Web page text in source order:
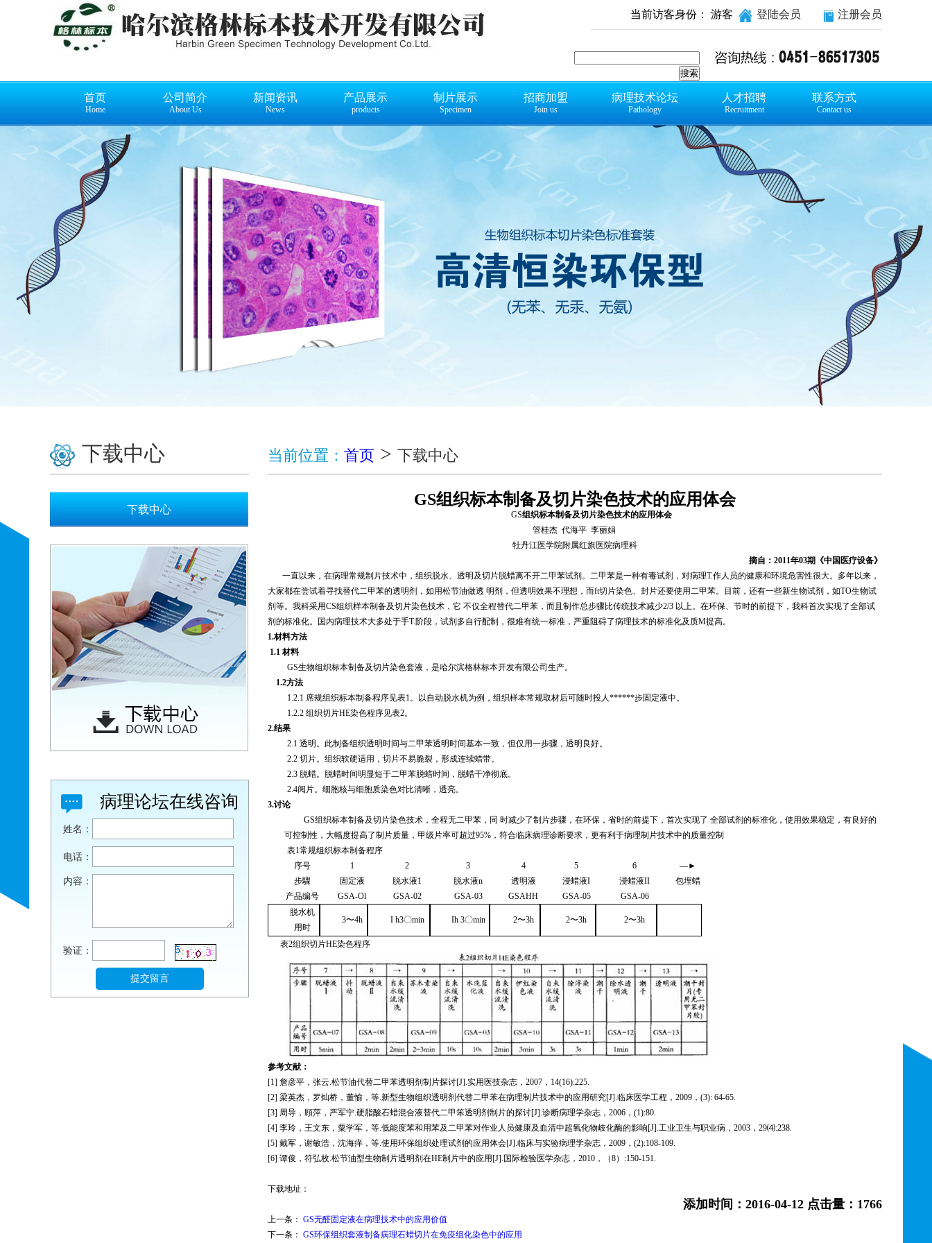
当前访客身份： 游客 登陆会员 注册会员
首页
Home
公司简介
About Us
新闻资讯
News
产品展示
products
制片展示
Specimen
招商加盟
Join us
病理技术论坛
Pathology
人才招聘
Recruitment
联系方式
Contact us
下载中心
下载中心
病理论坛在线咨询
姓名：
电话：
内容：
验证：
当前位置： 首页 > 下载中心
GS组织标本制备及切片染色技术的应用体会
GS组织标本制备及切片染色技术的应用体会
管桂杰 代海平 李丽娟
牡丹江医学院附属红旗医院病理科
摘自： 2011年03期《中国医疗设备》
一直以来，在病理常规制片技术中，组织脱水、透明及切片脱蜡离不开二甲苯试剂。二甲苯是一种有毒试剂 ， 对病理T.作人员的健康和环境危害性很大。多年以来，
大家都在尝试着寻找替代二甲苯的透明剂，如用松节油做透 明剂 ， 但透明效果不理想，而ft切 片染色 、封片还要使用二甲苯。目前，还有一些新生物试剂，如TO生物试
剂等。我科采用CS组织样本制备及切片染色技术，它 不仅全程替代二甲苯，而且制作总步骤比传统技术减少2/3 以上。在环保、节时的前提下，我科首次实现了全部试
剂的标准化。国内病理技术大多处于手T.阶段，试剂多自行配制，很难有统一标准，严重阻碍了病理技术的标准化及质M提高。
1.材料方法
1.1 材料
GS生物组织标本制备及切片染色套液，是哈尔滨格林标本开发有限公司生产。
1.2方法
1.2.1 席规组织标本制备程序见表1。以自动脱水机为例 ， 组织样本常规取材后可随时投人******步固定液中。
1.2.2 组织切片HE染色程序见表2。
2.结果
2.1 透明。此制备组织透明时间与二甲苯透明时间基本一致，但仅用一步骤，透明良好。
2.2 切片。组织软硬适用，切片不易脆裂，形成连续蜡带。
2.3 脱蜡。脱蜡时间明显短于二甲苯脱蜡时间，脱蜡干净彻底。
2.4阅片。细胞核与细胞质染色对比清晰，透亮。
3.讨论
GS组织标本制备及切片染色技术，全程无二甲苯，同 时减少了制片步骤，在环保，省时的前提下，首次实现了 全部试剂的标准化，使用效果稳定，有良好的
可控制性，大幅度提高了制片质量，甲级片率可超过95% ， 符合临床病理诊断要求，更有利于病理制片技术中的质量控制
表1常规组织标本制备程序
序号
1 2 3 4 5 6 —►
步驟
固定液 脱水液1 脱水液n 透明液 浸蜡液I 浸蜡液II
包埋蜡
产品编号
GSA-Ol GSA-02 GSA-03 GSAHH GSA-05 GSA-06
脱水机
用时
3〜4h I h3〇min Ih3〇min 2〜3h 2〜3h 2〜3h
表2组织切片HE染色程序
参考文献 ：
[1] 詹彦平，张云 松节油代替二甲苯透明剂制片探讨[J] 实用医技杂志 ， 2007 ， 14(16):225.
[2] 梁英杰 ， 罗灿桥 ， 董愉 ， 等.新型生物组织透明剂代替二甲苯在病理制片技术中的应用研究[J]. 临床医学工程 ， 2009 ， (3): 64-65.
[3] 周导 ， 頋萍 ， 严军宁.硬脂酸石蜡混合液替代二甲笨透明剂制片的探讨[J] 诊断病理学杂志 ， 2006 ， (1):80.
[4] 李玲，王文东 ， 粟学军 ， 等.低能度苯和用苯及二甲苯对作业人员健康及血清中超氧化物岐化酶的影响[J] 工业卫生与职业病 ， 2003 ， 29⑷:238.
[5] 戴军 ， 谢敏浩 ， 沈海痒 ， 等.使用环保组织处理试剂的应用体会[J] 临床与实验病理学杂志 ， 2009 ， (2):108-109.
[6] 谭俊 ， 符弘枚.松节油型生物制片透明剂在HE制片中的应用[J] 国际检验医学杂志， 2010 ，（8） :150-151.
下载地址：
添加时间：2016-04-12 点击量：1766
上一条： GS无醛固定液在病理技术中的应用价值
下一条： GS环保组织套液制备病理石蜡切片在免疫组化染色中的应用